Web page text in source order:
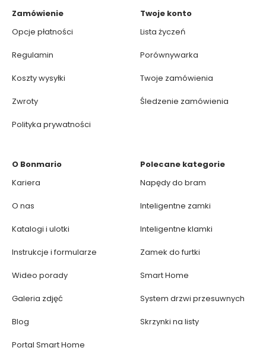
Zamówienie
Opcje płatności
Regulamin
Koszty wysyłki
Zwroty
Polityka prywatności
Twoje konto
Lista życzeń
Porównywarka
Twoje zamówienia
Śledzenie zamówienia
O Bonmario
Kariera
O nas
Katalogi i ulotki
Instrukcje i formularze
Wideo porady
Galeria zdjęć
Blog
Portal Smart Home
Polecane kategorie
Napędy do bram
Inteligentne zamki
Inteligentne klamki
Zamek do furtki
Smart Home
System drzwi przesuwnych
Skrzynki na listy